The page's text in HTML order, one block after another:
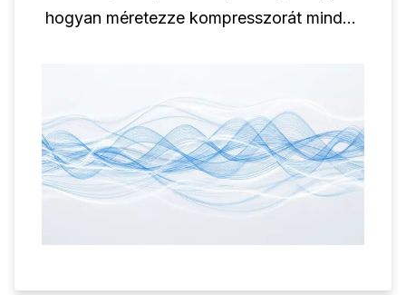
hogyan méretezze kompresszorát minden